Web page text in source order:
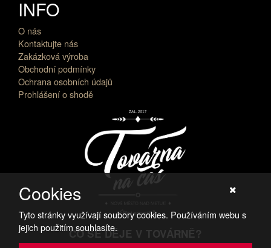
INFO
O nás
Kontaktujte nás
Zakázková výroba
Obchodní podmínky
Ochrana osobních údajů
Prohlášení o shodě
CO SE DĚJE V TOVÁRNĚ?
Cookies
Tyto stránky využívají soubory cookies. Používáním webu s
jejich použitím souhlasíte.